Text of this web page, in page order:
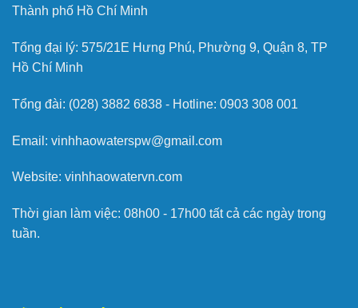
Thành phố Hồ Chí Minh
Tổng đại lý: 575/21E Hưng Phú, Phường 9, Quận 8, TP
Hồ Chí Minh
Tổng đài: (028) 3882 6838 - Hotline: 0903 308 001
Email: vinhhaowaterspw@gmail.com
Website: vinhhaowatervn.com
Thời gian làm việc: 08h00 - 17h00 tất cả các ngày trong
tuần.